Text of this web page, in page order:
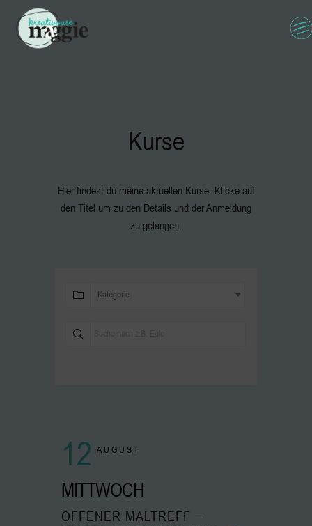
Kurse
Hier findest du meine aktuellen Kurse. Klicke auf
den Titel um zu den Details und der Anmeldung
zu gelangen.
Kategorie
12 AUGUST
MITTWOCH
OFFENER MALTREFF –